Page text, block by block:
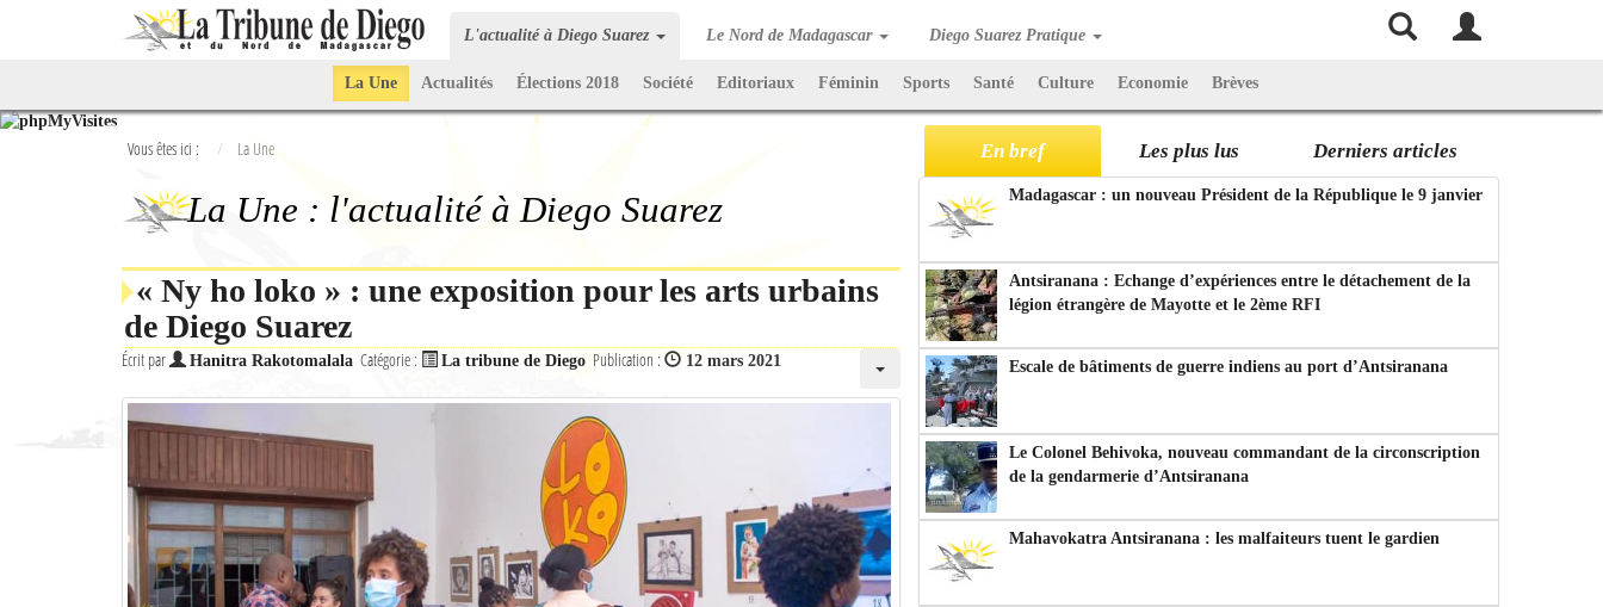
L'actualité à Diego Suarez Le Nord de Madagascar Diego Suarez Pratique
La Une Actualités Élections 2018 Société Editoriaux Féminin Sports Santé Culture Economie Brèves
Vous êtes ici : La Une
La Une : l'actualité à Diego Suarez
« Ny ho loko » : une exposition pour les arts urbains
de Diego Suarez
Écrit par Hanitra Rakotomalala Catégorie : La tribune de Diego Publication : 12 mars 2021
En bref Les plus lus Derniers articles
Madagascar : un nouveau Président de la République le 9 janvier
Antsiranana : Echange d’expériences entre le détachement de la
légion étrangère de Mayotte et le 2ème RFI
Escale de bâtiments de guerre indiens au port d’Antsiranana
Le Colonel Behivoka, nouveau commandant de la circonscription
de la gendarmerie d’Antsiranana
Mahavokatra Antsiranana : les malfaiteurs tuent le gardien